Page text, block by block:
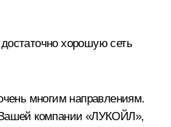
хорошую сеть
многим направлениям.
Вашей компании «ЛУКОЙЛ»,